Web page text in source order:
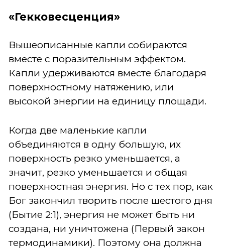
«Гекковесценция»
Вышеописанные капли собираются
вместе с поразительным эффектом.
Капли удерживаются вместе благодаря
поверхностному натяжению, или
высокой энергии на единицу площади.
Когда две маленькие капли
объединяются в одну большую, их
поверхность резко уменьшается, а
значит, резко уменьшается и общая
поверхностная энергия. Но с тех пор, как
Бог закончил творить после шестого дня
(Бытие 2:1), энергия не может быть ни
создана, ни уничтожена (Первый закон
термодинамики). Поэтому она должна